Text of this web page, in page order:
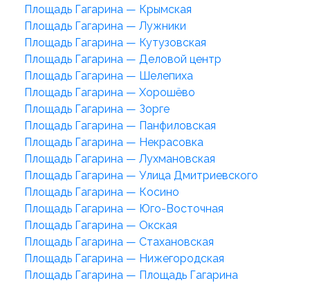
Площадь Гагарина — Крымская
Площадь Гагарина — Лужники
Площадь Гагарина — Кутузовская
Площадь Гагарина — Деловой центр
Площадь Гагарина — Шелепиха
Площадь Гагарина — Хорошёво
Площадь Гагарина — Зорге
Площадь Гагарина — Панфиловская
Площадь Гагарина — Некрасовка
Площадь Гагарина — Лухмановская
Площадь Гагарина — Улица Дмитриевского
Площадь Гагарина — Косино
Площадь Гагарина — Юго-Восточная
Площадь Гагарина — Окская
Площадь Гагарина — Стахановская
Площадь Гагарина — Нижегородская
Площадь Гагарина — Площадь Гагарина